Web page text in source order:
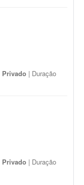
Privado | Duração
Privado | Duração